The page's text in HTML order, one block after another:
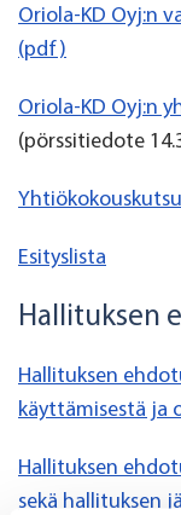
Oriola-KD Oyj:n
(pdf)
Oriola-KD Oyj:n
(pörssitiedote
Yhtiökokouskutsu
Esityslista
Hallituksen
Hallituksen
käyttämisestä ja
Hallituksen
sekä hallituksen